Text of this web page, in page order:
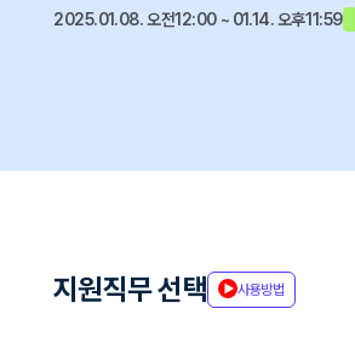
2025.01.08. 오전12:00 ~ 01.14. 오후11:59
지원직무 선택 사용방법